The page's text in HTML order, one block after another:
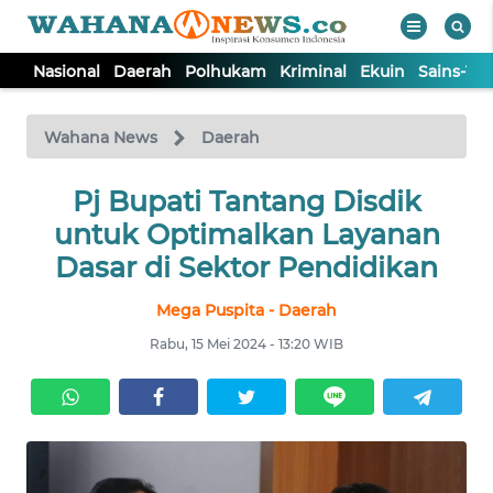
Nasional Daerah Polhukam Kriminal Ekuin Sains-
Wahana News Daerah
Pj Bupati Tantang Disdik
untuk Optimalkan Layanan
Dasar di Sektor Pendidikan
Mega Puspita - Daerah
Rabu, 15 Mei 2024 - 13:20 WIB
TV
Tutup
NASIONAL
DAERAH
KRIMINAL
EKUIN